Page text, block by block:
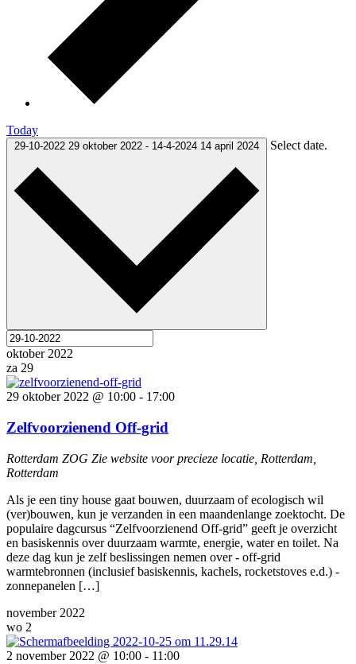
Today
29-10-2022 29 oktober 2022 - 14-4-2024 14 april 2024 Select date.
oktober 2022
za 29
29 oktober 2022 @ 10:00 - 17:00
Zelfvoorzienend Off-grid
Rotterdam ZOG Zie website voor precieze locatie, Rotterdam,
Rotterdam
Als je een tiny house gaat bouwen, duurzaam of ecologisch wil
(ver)bouwen, kun je verzanden in een maandenlange zoektocht. De
populaire dagcursus “Zelfvoorzienend Off-grid” geeft je overzicht
en basiskennis over duurzaam warmte, energie, water en toilet. Na
deze dag kun je zelf beslissingen nemen over - off-grid
warmtebronnen (inclusief basiskennis, kachels, rocketstoves e.d.) -
zonnepanelen […]
november 2022
wo 2
2 november 2022 @ 10:00 - 11:00